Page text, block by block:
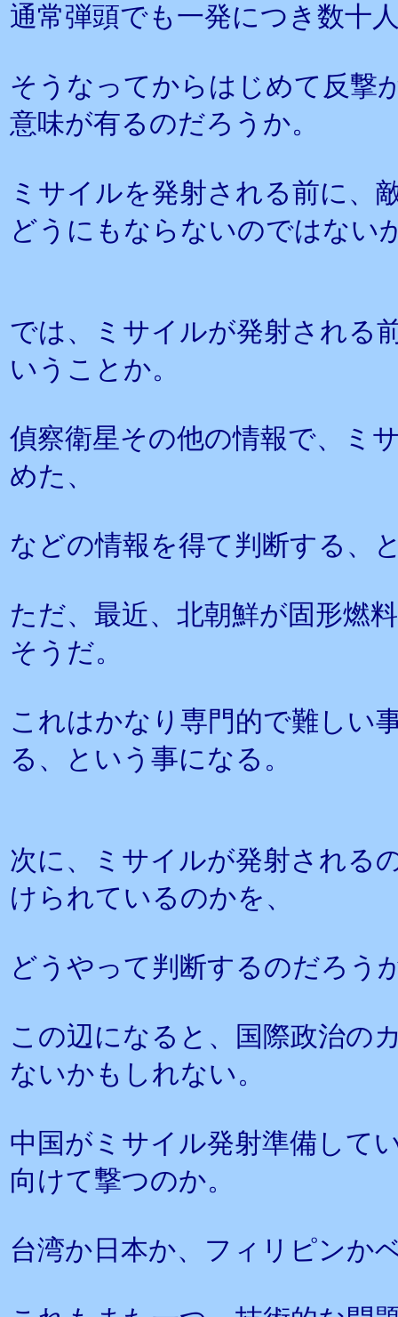
通常弾頭でも一発につき数十
そうなってからはじめて反撃
意味が有るのだろうか。
ミサイルを発射される前に、
どうにもならないのではない
では、ミサイルが発射される
いうことか。
偵察衛星その他の情報で、ミ
めた、
などの情報を得て判断する、
ただ、最近、北朝鮮が固形燃
そうだ。
これはかなり専門的で難しい
る、という事になる。
次に、ミサイルが発射される
けられているのかを、
どうやって判断するのだろう
この辺になると、国際政治の
ないかもしれない。
中国がミサイル発射準備して
向けて撃つのか。
台湾か日本か、フィリピンか